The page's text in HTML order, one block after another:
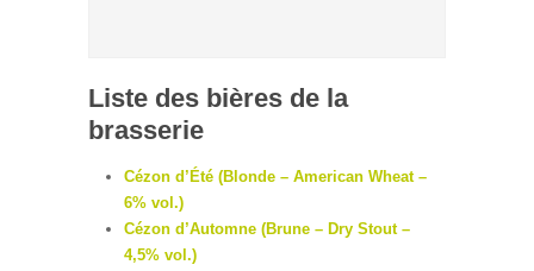
Liste des bières de la
brasserie
Cézon d’Été (Blonde – American Wheat –
6% vol.)
Cézon d’Automne (Brune – Dry Stout –
4,5% vol.)